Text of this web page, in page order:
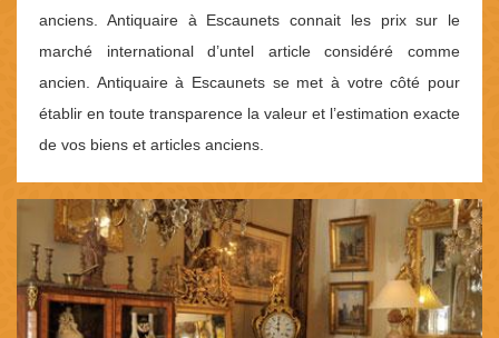
anciens. Antiquaire à Escaunets connait les prix sur le
marché international d’untel article considéré comme
ancien. Antiquaire à Escaunets se met à votre côté pour
établir en toute transparence la valeur et l’estimation exacte
de vos biens et articles anciens.